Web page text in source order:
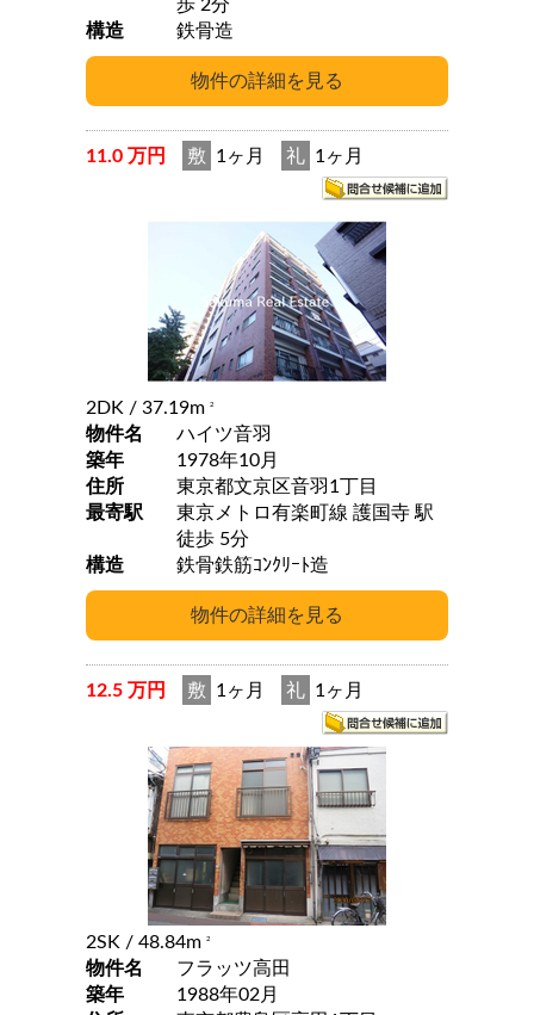
歩 2分
構造
鉄骨造
11.0 万円 敷 1ヶ月 礼 1ヶ月
2DK / 37.19m 2
物件名
ハイツ音羽
築年
1978年10月
住所
東京都文京区音羽1丁目
最寄駅
東京メトロ有楽町線 護国寺 駅
徒歩 5分
構造
鉄骨鉄筋ｺﾝｸﾘｰﾄ造
12.5 万円 敷 1ヶ月 礼 1ヶ月
2SK / 48.84m 2
物件名
フラッツ高田
築年
1988年02月